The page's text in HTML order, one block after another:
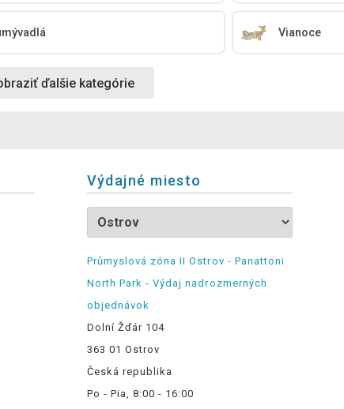
Vianoce
ďalšie kategórie
Výdajné miesto
Průmyslová zóna II Ostrov - Panattoni
North Park - Výdaj nadrozmerných
objednávok
Dolní Žďár 104
363 01 Ostrov
Česká republika
Po - Pia, 8:00 - 16:00